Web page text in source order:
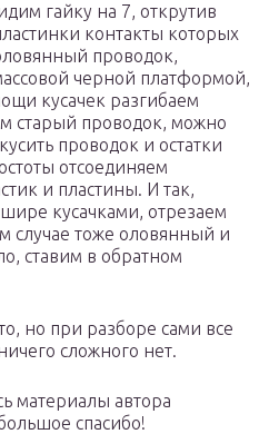
гайку на 7, открутив
контакты которых
проводок,
черной платформой,
кусачек разгибаем
старый проводок, можно
проводок и остатки
отсоединяем
и пластины. И так,
кусачками, отрезаем
случае тоже оловянный и
ставим в обратном
но при разборе сами все
сложного нет.
материалы автора
спасибо!